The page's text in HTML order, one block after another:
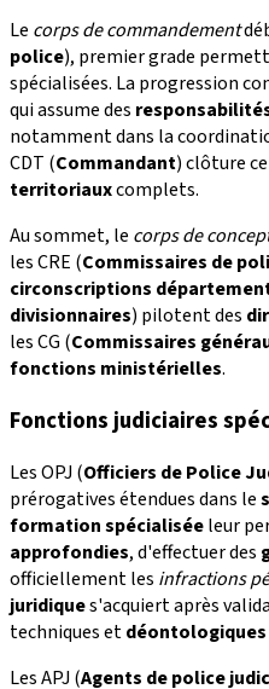
Le corps de commandement
police), premier grade
spécialisées. La progression
qui assume des
notamment dans la
CDT (Commandant) clôture
territoriauxcomplets.
Au sommet, le corps de
les CRE (Commissaires de
circonscriptions
divisionnaires) pilotent des
les CG (Commissaires
fonctions ministérielles.
Fonctions judiciaires
Les OPJ (Officiers de Police
prérogatives étendues dans le
formation spécialiséeleur
approfondies, d'effectuer des
officiellement les infractions
juridiques'acquiert après
techniques et
Les APJ (Agents de police